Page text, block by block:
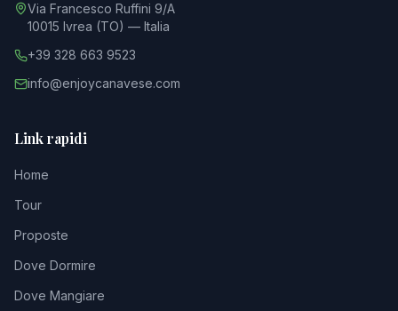
Link rapidi
Home
Tour
Proposte
Dove Dormire
Dove Mangiare
Via Francesco Ruffini 9/A
10015 Ivrea (TO) — Italia
+39 328 663 9523
info@enjoycanavese.com